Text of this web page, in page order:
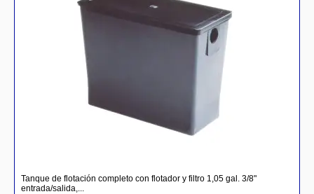
Tanque de flotación completo con flotador y filtro 1,05 gal. 3/8"
entrada/salida,...